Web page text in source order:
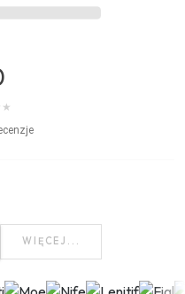
★
WIĘCEJ...